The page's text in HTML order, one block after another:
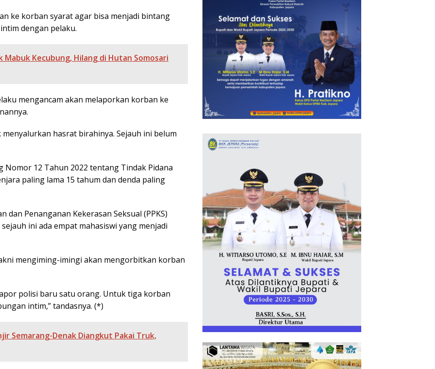
ke korban syarat agar bisa menjadi bintang
dengan pelaku.
Mabuk Kecubung, Hilang di Hutan Somosari
mengancam akan melaporkan korban ke
hasrat birahinya. Sejauh ini belum
Nomor 12 Tahun 2022 tentang Tindak Pidana
paling lama 15 tahum dan denda paling
dan Penanganan Kekerasan Seksual (PPKS)
ini ada empat mahasiswi yang menjadi
mengiming-imingi akan mengorbitkan korban
polisi baru satu orang. Untuk tiga korban
intim,” tandasnya. (*)
Semarang-Denak Diangkut Pakai Truk,